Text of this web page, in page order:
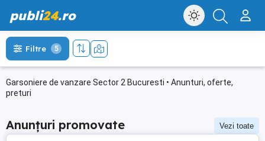
publi24.ro
Garsoniere de vanzare Sector 2 Bucuresti • Anunturi, oferte,
preturi
Filtre 5
Anunțuri promovate Vezi toate